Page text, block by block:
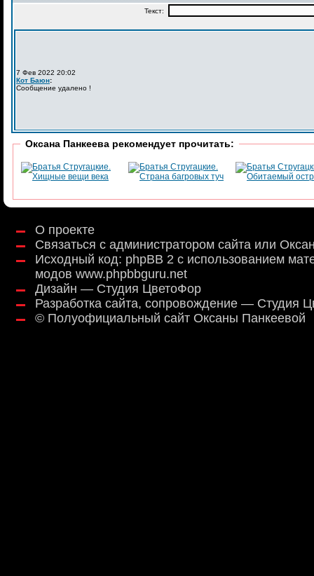
Оксана Панкеева рекомендует прочитать:
О проекте
Связаться с администратором сайта или
Исходный код: phpBB 2 с использованием
модов www.phpbbguru.net
Дизайн — Студия ЦветоФор
Разработка сайта, сопровождение — Студия
© Полуофициальный сайт Оксаны Панкеевой